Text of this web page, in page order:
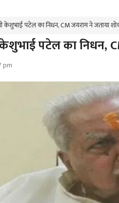
केशुभाई पटेल का निधन, CM जयराम ने जताया
केशुभाई पटेल का निधन,
pm